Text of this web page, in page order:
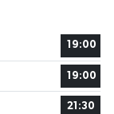
19:00
19:00
21:30